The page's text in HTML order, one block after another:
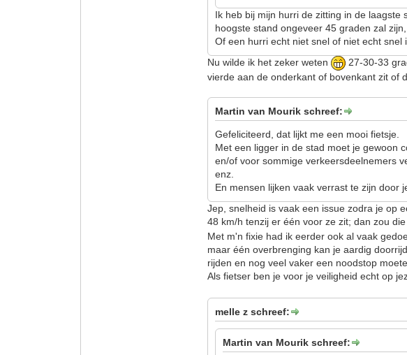
Ik heb bij mijn hurri de zitting in de
hoogste stand ongeveer 45 graden zal
Of een hurri echt niet snel of niet echt
Nu wilde ik het zeker weten
27-30-33
vierde aan de onderkant of bovenkant zit of
Martin van Mourik schreef:
Gefeliciteerd, dat lijkt me een mooi fietsje.
Met een ligger in de stad moet je gewoon
en/of voor sommige verkeersdeelnemers
enz.
En mensen lijken vaak verrast te zijn door
Jep, snelheid is vaak een issue zodra je op
48 km/h tenzij er één voor ze zit; dan zou
Met m'n fixie had ik eerder ook al vaak
maar één overbrenging kan je aardig
rijden en nog veel vaker een noodstop
Als fietser ben je voor je veiligheid echt op
melle z schreef:
Martin van Mourik schreef: